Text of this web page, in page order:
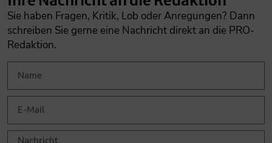
Sie haben Fragen, Kritik, Lob oder Anregungen? Dann
schreiben Sie gerne eine Nachricht direkt an die PRO-
Redaktion.